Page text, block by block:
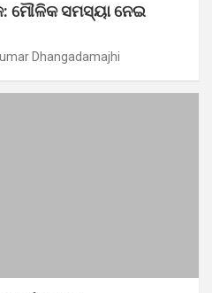
ମୌଳିକ ସମସ୍ୟା ନେଇ
Dhangadamajhi